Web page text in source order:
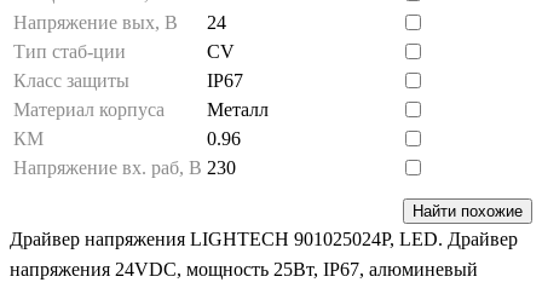
Напряжение вых, В
24
Тип стаб-ции
CV
Класс защиты
IP67
Материал корпуса
Металл
КМ
0.96
Напряжение вх. раб, В 230
Найти похожие
Драйвер напряжения LIGHTECH 901025024P, LED. Драйвер
напряжения 24VDC, мощность 25Вт, IP67, алюминевый